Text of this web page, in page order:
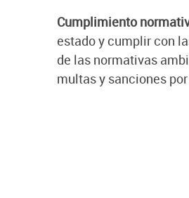
Cumplimiento
estado y cumplir con
de las normativas
multas y sanciones